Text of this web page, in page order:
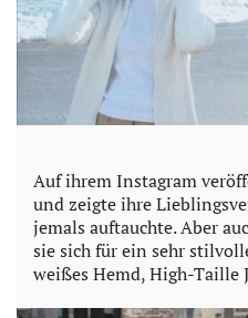
Auf ihrem Instagram
und zeigte ihre
jemals auftauchte. Aber
sie sich für ein sehr
weißes Hemd, High-Taille